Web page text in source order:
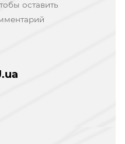
оставить